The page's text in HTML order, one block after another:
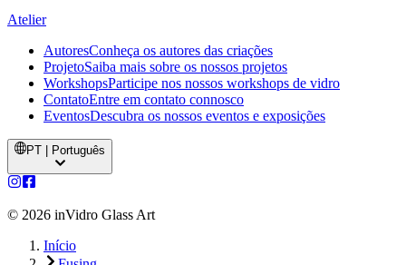
Atelier
AutoresConheça os autores das criações
ProjetoSaiba mais sobre os nossos projetos
WorkshopsParticipe nos nossos workshops de vidro
ContatoEntre em contato connosco
EventosDescubra os nossos eventos e exposições
PT | Português
© 2026 inVidro Glass Art
Início